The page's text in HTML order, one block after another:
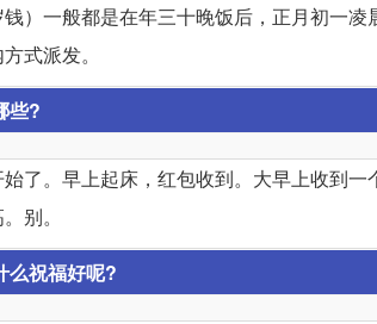
）一般都是在年三十晚饭后，正月初一
式派发。
些?
了。早上起床，红包收到。大早上收到
别。
么祝福好呢?